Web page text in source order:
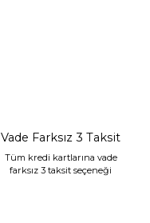
Vade Farksız 3 Taksit
Tüm kredi kartlarına vade
farksız 3 taksit seçeneği